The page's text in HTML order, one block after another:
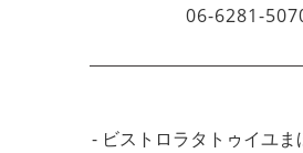
06-6281-
- ビストロラタトゥイユま